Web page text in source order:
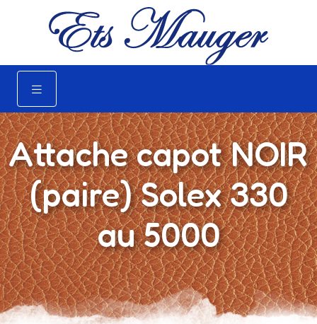
Attache capot NOIR
(paire) Solex 330
au 5000